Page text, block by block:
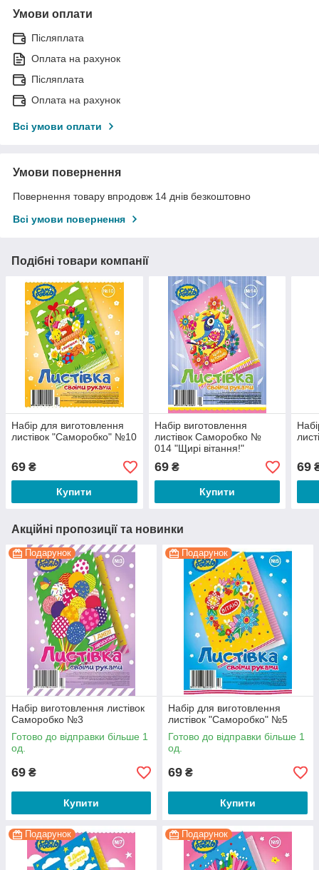
Умови оплати
Післяплата
Оплата на рахунок
Післяплата
Оплата на рахунок
Всі умови оплати
Умови повернення
Повернення товару впродовж 14 днів безкоштовно
Всі умови повернення
Подібні товари компанії
Набір для виготовлення
листівок "Саморобко" №10
69 ₴
Купити
Набір виготовлення
листівок Саморобко №
014 "Щирі вітання!"
69₴
Купити
69
Акційні пропозиції та новинки
Подарунок
Набір виготовлення листівок
Саморобко №3
Готово до відправки більше 1
од.
69 ₴
Купити
Подарунок
Набір для виготовлення
листівок "Саморобко" №5
Готово до відправки більше 1
од.
69 ₴
Купити
Подарунок Подарунок